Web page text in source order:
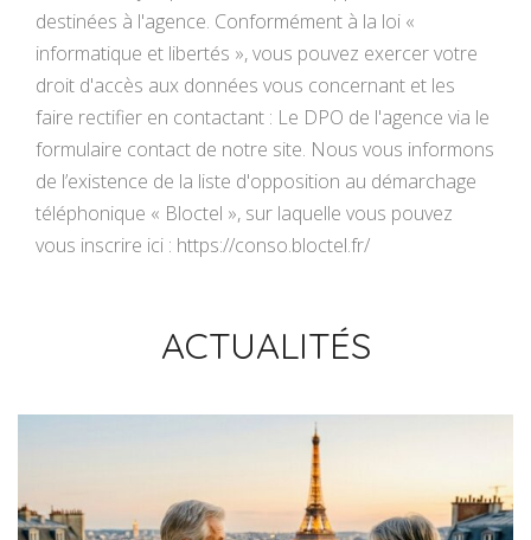
destinées à l'agence. Conformément à la loi «
informatique et libertés », vous pouvez exercer votre
droit d'accès aux données vous concernant et les
faire rectifier en contactant : Le DPO de l'agence via le
formulaire contact de notre site. Nous vous informons
de l’existence de la liste d'opposition au démarchage
téléphonique « Bloctel », sur laquelle vous pouvez
vous inscrire ici : https://conso.bloctel.fr/
ACTUALITÉS